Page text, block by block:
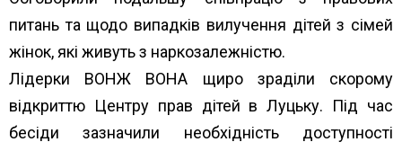
питань та щодо випадків вилучення дітей з сімей
жінок, які живуть з наркозалежністю.
Лідерки ВОНЖ ВОНА щиро зраділи скорому
відкриттю Центру прав дітей в Луцьку. Під час
бесіди зазначили необхідність доступності